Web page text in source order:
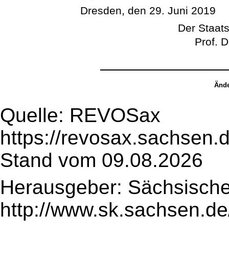
Dresden, den 29. Juni 2019
Der
Prof.
Quelle: REVOSax
https://
Stand vom 09.08.2026
Herausgeber:
http://